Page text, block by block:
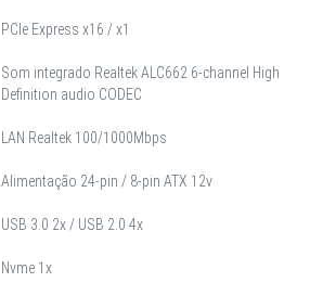
PCIe Express x16 / x1
Som integrado Realtek ALC662 6-channel High
Definition audio CODEC
LAN Realtek 100/1000Mbps
Alimentação 24-pin / 8-pin ATX 12v
USB 3.0 2x / USB 2.0 4x
Nvme 1x